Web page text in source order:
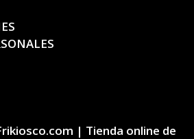
| Tienda online de